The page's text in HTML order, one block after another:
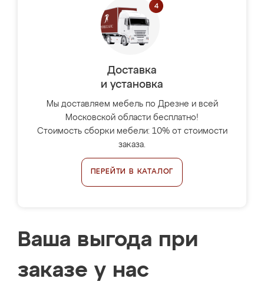
Доставка
и установка
Мы доставляем мебель по Дрезне и всей
Московской области бесплатно!
Стоимость сборки мебели: 10% от стоимости
заказа.
ПЕРЕЙТИ В КАТАЛОГ
Ваша выгода при
заказе у нас